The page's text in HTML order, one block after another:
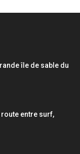
île de sable du
route entre surf,